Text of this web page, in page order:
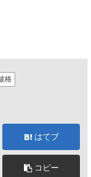
格
はてブ
コピー